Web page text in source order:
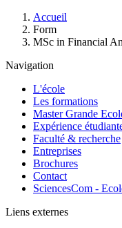
d'Ariane
Accueil
Form
MSc in Financial
Navigation
L'école
Les formations
Master Grande
Expérience
Faculté & recherche
Entreprises
Brochures
Contact
SciencesCom -
Liens externes